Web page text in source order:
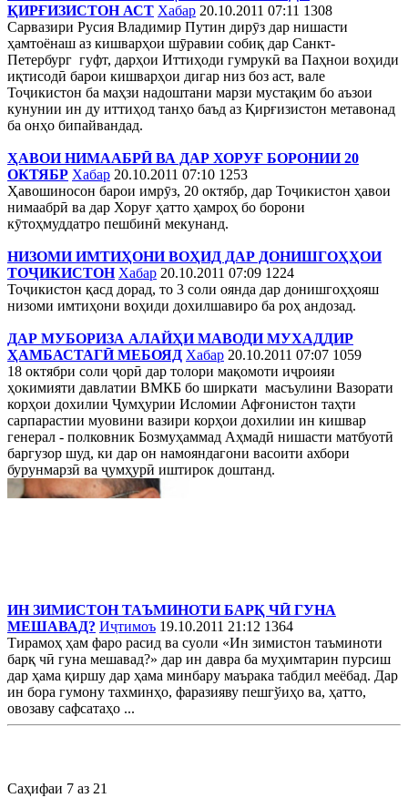
ҚИРҒИЗИСТОН АСТ Хабар 20.10.2011 07:11 1308
Сарвазири Русия Владимир Путин дирӯз дар нишасти
ҳамтоёнаш аз кишварҳои шӯравии собиқ дар Санкт-
Петербург гуфт, дарҳои Иттиҳоди гумрукӣ ва Паҳнои воҳиди
иқтисодӣ барои кишварҳои дигар низ боз аст, вале
Тоҷикистон ба маҳзи надоштани марзи мустақим бо аъзои
кунунии ин ду иттиҳод танҳо баъд аз Қирғизистон метавонад
ба онҳо бипайвандад.
ҲАВОИ НИМААБРӢ ВА ДАР ХОРУҒ БОРОНИИ 20
ОКТЯБР Хабар 20.10.2011 07:10 1253
Ҳавошиносон барои имрӯз, 20 октябр, дар Тоҷикистон ҳавои
нимаабрӣ ва дар Хоруғ ҳатто ҳамроҳ бо борони
кӯтоҳмуддатро пешбинӣ мекунанд.
НИЗОМИ ИМТИҲОНИ ВОҲИД ДАР ДОНИШГОҲҲОИ
ТОҶИКИСТОН Хабар 20.10.2011 07:09 1224
Тоҷикистон қасд дорад, то 3 соли оянда дар донишгоҳҳояш
низоми имтиҳони воҳиди дохилшавиро ба роҳ андозад.
ДАР МУБОРИЗА АЛАЙҲИ МАВОДИ МУХАДДИР
ҲАМБАСТАГӢ МЕБОЯД Хабар 20.10.2011 07:07 1059
18 октябри соли ҷорӣ дар толори мақомоти иҷроияи
ҳокимияти давлатии ВМКБ бо ширкати масъулини Вазорати
корҳои дохилии Ҷумҳурии Исломии Афғонистон таҳти
сарпарастии муовини вазири корҳои дохилии ин кишвар
генерал - полковник Бозмуҳаммад Аҳмадӣ нишасти матбуотӣ
баргузор шуд, ки дар он намояндагони васоити ахбори
бурунмарзӣ ва ҷумҳурӣ иштирок доштанд.
ИН ЗИМИСТОН ТАЪМИНОТИ БАРҚ ЧӢ ГУНА
МЕШАВАД? Иҷтимоъ 19.10.2011 21:12 1364
Тирамоҳ ҳам фаро расид ва суоли «Ин зимистон таъминоти
барқ чӣ гуна мешавад?» дар ин давра ба муҳимтарин пурсиш
дар ҳама қиршу дар ҳама минбару маърака табдил меёбад. Дар
ин бора гумону тахминҳо, фаразияву пешгўиҳо ва, ҳатто,
овозаву сафсатаҳо ...
Саҳифаи 7 аз 21